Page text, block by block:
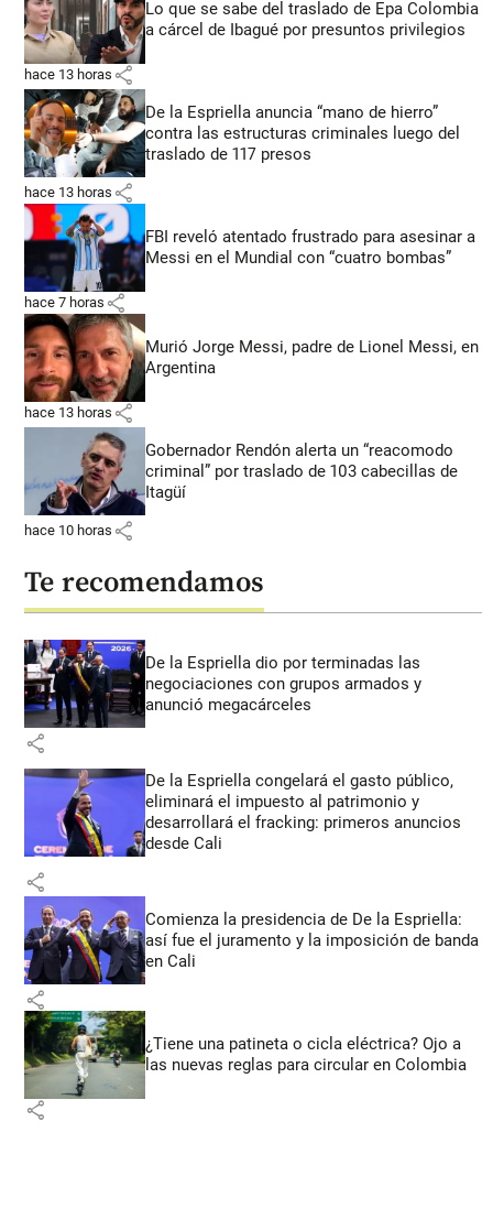
Lo que se sabe del traslado de Epa Colombia
a cárcel de Ibagué por presuntos privilegios
hace 13 horas share
De la Espriella anuncia “mano de hierro”
contra las estructuras criminales luego del
traslado de 117 presos
hace 13 horas share
FBI reveló atentado frustrado para asesinar a
Messi en el Mundial con “cuatro bombas”
hace 7 horas share
Murió Jorge Messi, padre de Lionel Messi, en
Argentina
hace 13 horas share
Gobernador Rendón alerta un “reacomodo
criminal” por traslado de 103 cabecillas de
Itagüí
hace 10 horas share
Te recomendamos
De la Espriella dio por terminadas las
negociaciones con grupos armados y
anunció megacárceles
share
De la Espriella congelará el gasto público,
eliminará el impuesto al patrimonio y
desarrollará el fracking: primeros anuncios
desde Cali
share
Comienza la presidencia de De la Espriella:
así fue el juramento y la imposición de banda
en Cali
share
¿Tiene una patineta o cicla eléctrica? Ojo a
las nuevas reglas para circular en Colombia
share